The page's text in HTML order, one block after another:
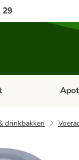
29
categorie menu:Open
drinkbakken